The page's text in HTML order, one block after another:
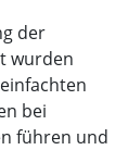
der
wurden
bei
führen und